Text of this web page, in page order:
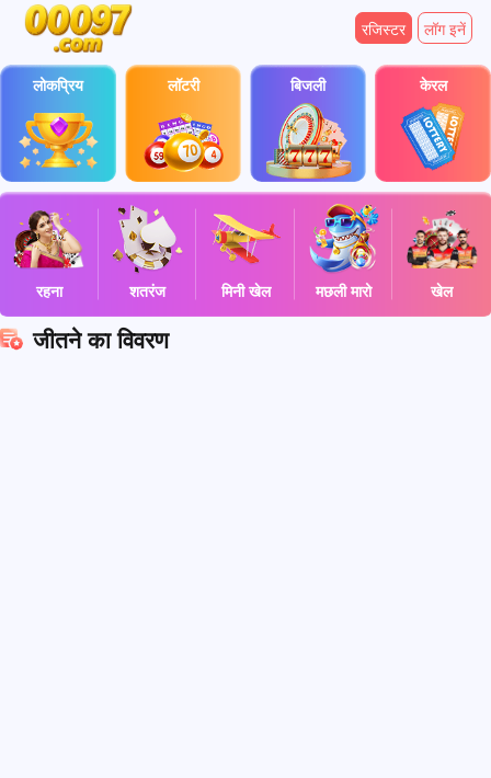
रजिस्टर लॉग इनें
लोकप्रिय लॉटरी बिजली केरल
रहना शतरंज मिनी खेल मछली मारो खेल
जीतने का विवरण